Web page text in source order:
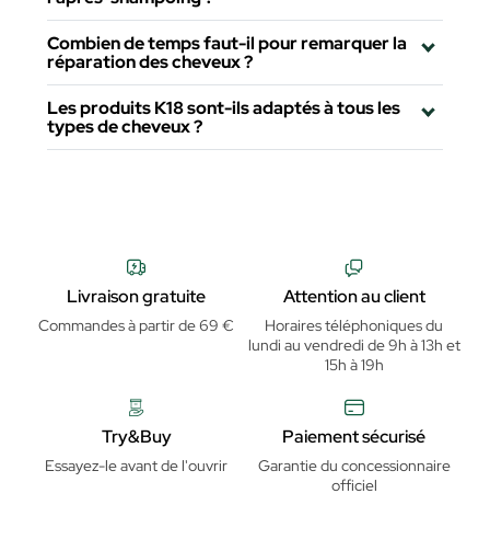
Combien de temps faut-il pour remarquer la
réparation des cheveux ?
Les produits K18 sont-ils adaptés à tous les
types de cheveux ?
Livraison gratuite
Commandes à partir de 69 €
Attention au client
Horaires téléphoniques du
lundi au vendredi de 9h à 13h et
15h à 19h
Try&Buy
Essayez-le avant de l'ouvrir
Paiement sécurisé
Garantie du concessionnaire
officiel